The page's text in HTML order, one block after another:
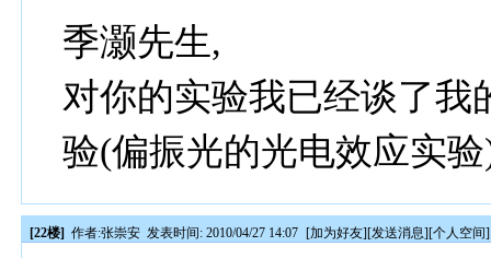
季灏先生,
对你的实验我已经谈了我
验(偏振光的光电效应实
[22楼] 作者:张崇安 发表时间: 2010/04/27 14:07 [加为好友][发送消息][个人空间]